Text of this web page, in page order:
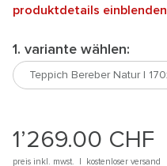
produktdetails einblenden
1. variante wählen:
1’269.00 CHF
preis inkl. mwst. | kostenloser versand